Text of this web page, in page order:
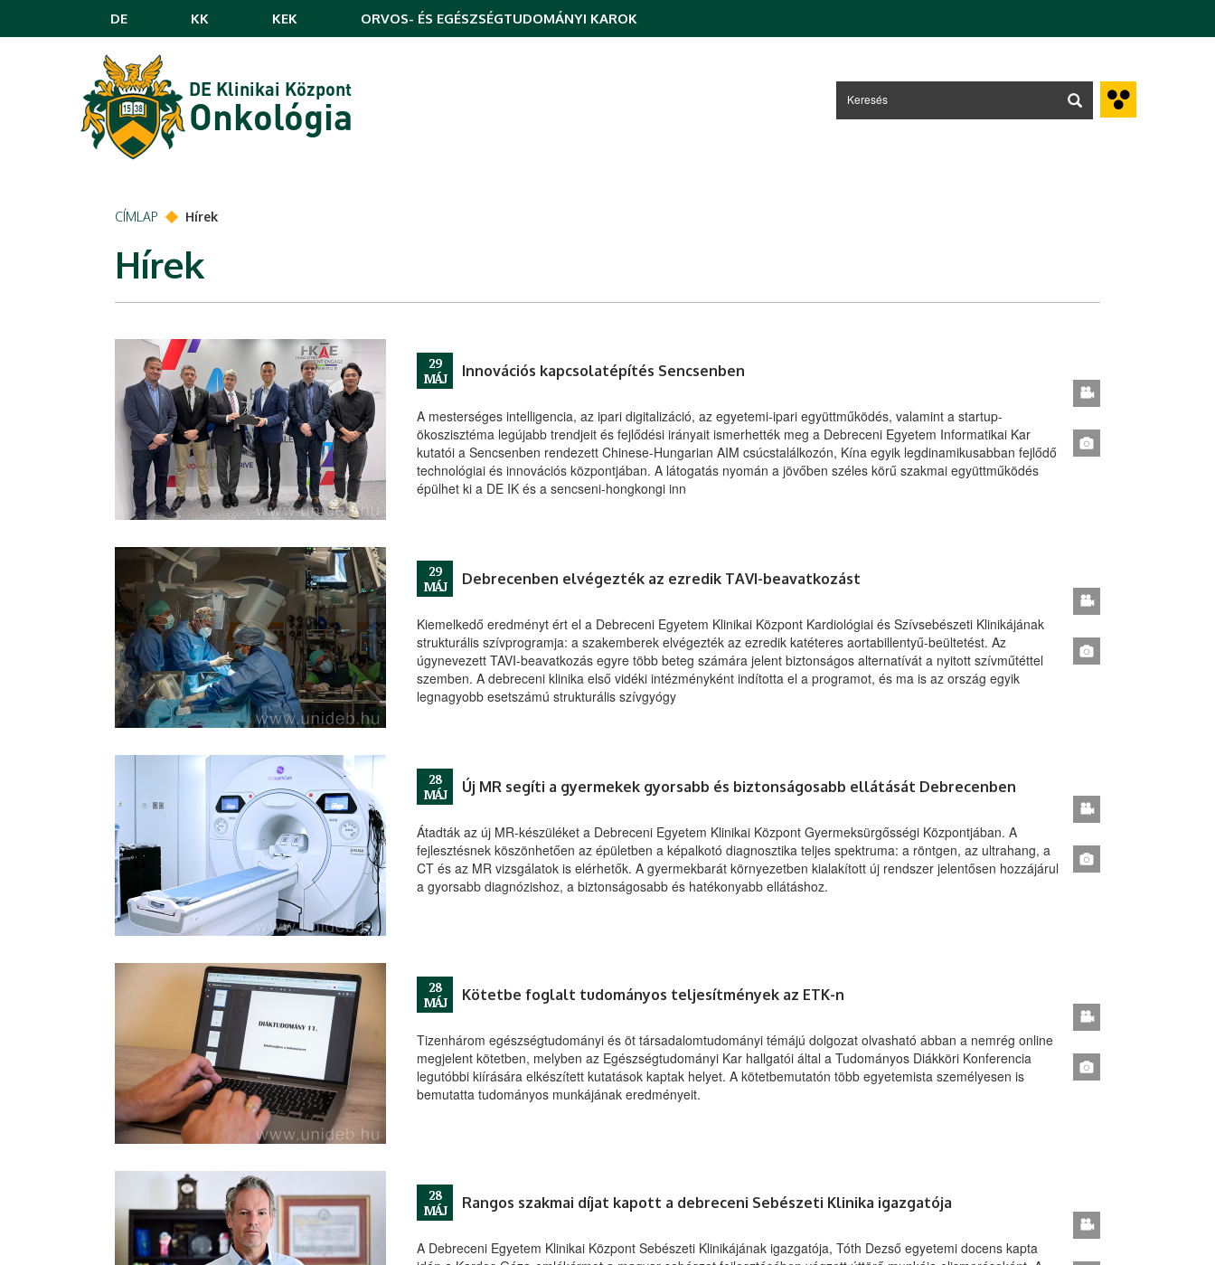
DE KK KEK ORVOS- ÉS EGÉSZSÉGTUDOMÁNYI KAROK
DE Klinikai Központ
Onkológia
CÍMLAP Hírek
Hírek
29
MÁJ
Innovációs kapcsolatépítés Sencsenben
A mesterséges intelligencia, az ipari digitalizáció, az egyetemi-ipari együttműködés, valamint a startup-
ökoszisztéma legújabb trendjeit és fejlődési irányait ismerhették meg a Debreceni Egyetem Informatikai Kar
kutatói a Sencsenben rendezett Chinese-Hungarian AIM csúcstalálkozón, Kína egyik legdinamikusabban fejlődő
technológiai és innovációs központjában. A látogatás nyomán a jövőben széles körű szakmai együttműködés
épülhet ki a DE IK és a sencseni-hongkongi inn
29
MÁJ
Debrecenben elvégezték az ezredik TAVI-beavatkozást
Kiemelkedő eredményt ért el a Debreceni Egyetem Klinikai Központ Kardiológiai és Szívsebészeti Klinikájának
strukturális szívprogramja: a szakemberek elvégezték az ezredik katéteres aortabillentyű-beültetést. Az
úgynevezett TAVI-beavatkozás egyre több beteg számára jelent biztonságos alternatívát a nyitott szívműtéttel
szemben. A debreceni klinika első vidéki intézményként indította el a programot, és ma is az ország egyik
legnagyobb esetszámú strukturális szívgyógy
28
MÁJ
Új MR segíti a gyermekek gyorsabb és biztonságosabb ellátását Debrecenben
Átadták az új MR-készüléket a Debreceni Egyetem Klinikai Központ Gyermeksürgősségi Központjában. A
fejlesztésnek köszönhetően az épületben a képalkotó diagnosztika teljes spektruma: a röntgen, az ultrahang, a
CT és az MR vizsgálatok is elérhetők. A gyermekbarát környezetben kialakított új rendszer jelentősen hozzájárul
a gyorsabb diagnózishoz, a biztonságosabb és hatékonyabb ellátáshoz.
28
MÁJ
Kötetbe foglalt tudományos teljesítmények az ETK-n
Tizenhárom egészségtudományi és öt társadalomtudományi témájú dolgozat olvasható abban a nemrég online
megjelent kötetben, melyben az Egészségtudományi Kar hallgatói által a Tudományos Diákköri Konferencia
legutóbbi kiírására elkészített kutatások kaptak helyet. A kötetbemutatón több egyetemista személyesen is
bemutatta tudományos munkájának eredményeit.
28
MÁJ
Rangos szakmai díjat kapott a debreceni Sebészeti Klinika igazgatója
A Debreceni Egyetem Klinikai Központ Sebészeti Klinikájának igazgatója, Tóth Dezső egyetemi docens kapta